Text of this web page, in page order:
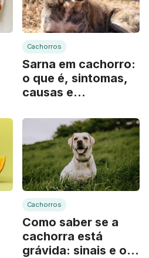
Cachorros
Sarna em cachorro:
o que é, sintomas,
causas e
Cachorros
Como saber se a
cachorra está
grávida: sinais e o